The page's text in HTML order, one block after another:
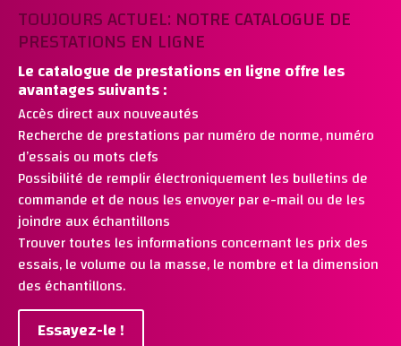
TOUJOURS ACTUEL: NOTRE CATALOGUE DE
PRESTATIONS EN LIGNE
Le catalogue de prestations en ligne offre les
avantages suivants :
Accès direct aux nouveautés
Recherche de prestations par numéro de norme, numéro
d’essais ou mots clefs
Possibilité de remplir électroniquement les bulletins de
commande et de nous les envoyer par e-mail ou de les
joindre aux échantillons
Trouver toutes les informations concernant les prix des
essais, le volume ou la masse, le nombre et la dimension
des échantillons.
Essayez-le !